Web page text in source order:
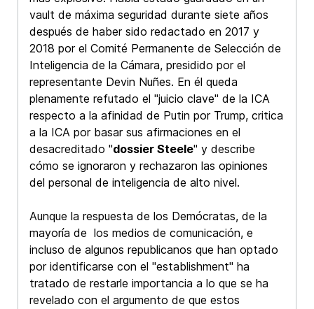
vault de máxima seguridad durante siete años
después de haber sido redactado en 2017 y
2018 por el Comité Permanente de Selección de
Inteligencia de la Cámara, presidido por el
representante Devin Nuñes. En él queda
plenamente refutado el "juicio clave" de la ICA
respecto a la afinidad de Putin por Trump, critica
a la ICA por basar sus afirmaciones en el
desacreditado "dossier Steele" y describe
cómo se ignoraron y rechazaron las opiniones
del personal de inteligencia de alto nivel.
Aunque la respuesta de los Demócratas, de la
mayoría de los medios de comunicación, e
incluso de algunos republicanos que han optado
por identificarse con el "establishment" ha
tratado de restarle importancia a lo que se ha
revelado con el argumento de que estos